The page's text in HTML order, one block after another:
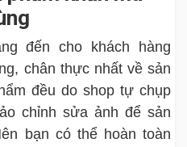
đến cho khách hàng
chân thực nhất về sản
đều do shop tự chụp
chỉnh sửa ảnh để sản
bạn có thể hoàn toàn